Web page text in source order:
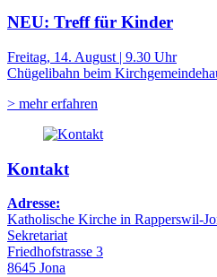
NEU: Treff für Kinder
Freitag, 14. August | 9.30 Uhr
Chügelibahn beim
> mehr erfahren
Kontakt
Adresse:
Katholische Kirche in Rapperswil-
Sekretariat
Friedhofstrasse 3
8645 Jona